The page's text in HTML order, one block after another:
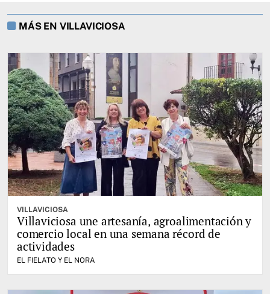
MÁS EN VILLAVICIOSA
VILLAVICIOSA
Villaviciosa une artesanía, agroalimentación y
comercio local en una semana récord de
actividades
EL FIELATO Y EL NORA